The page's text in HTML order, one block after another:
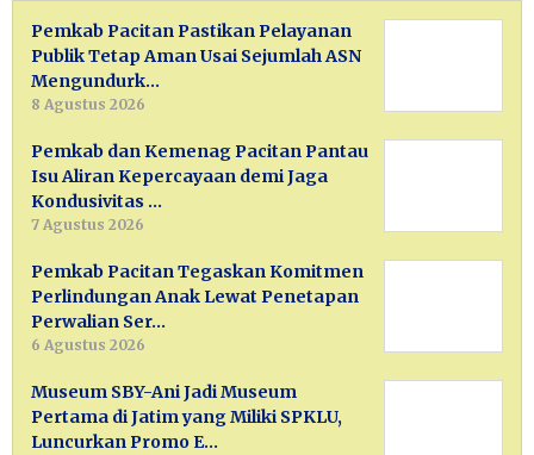
Pemkab Pacitan Pastikan Pelayanan
Publik Tetap Aman Usai Sejumlah ASN
Mengundurk…
8 Agustus 2026
Pemkab dan Kemenag Pacitan Pantau
Isu Aliran Kepercayaan demi Jaga
Kondusivitas …
7 Agustus 2026
Pemkab Pacitan Tegaskan Komitmen
Perlindungan Anak Lewat Penetapan
Perwalian Ser…
6 Agustus 2026
Museum SBY-Ani Jadi Museum
Pertama di Jatim yang Miliki SPKLU,
Luncurkan Promo E…